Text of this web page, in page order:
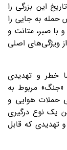
این بزرگی را
تاریخ 2500 ساله هوس حمله به جایی را
با صبر، متانت و
ویژگی‌های اصلی
خطر و تهدیدی
مربوط به
حملات هوایی و
یک نوع درگیری
تهدیدی که قابل